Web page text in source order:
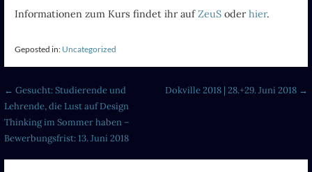
Informationen zum Kurs findet ihr aufZeuS oder hier.
Geposted in: Uncategorized
Beitragsnavigation
← Gesucht: Studierende und
Lehrende, die Lust auf Design
Thinking im Sommer haben –
Bewerbungsfrist: 13. Juni 2018
Dokville 2018 | 28.+29. Juni 2018 →